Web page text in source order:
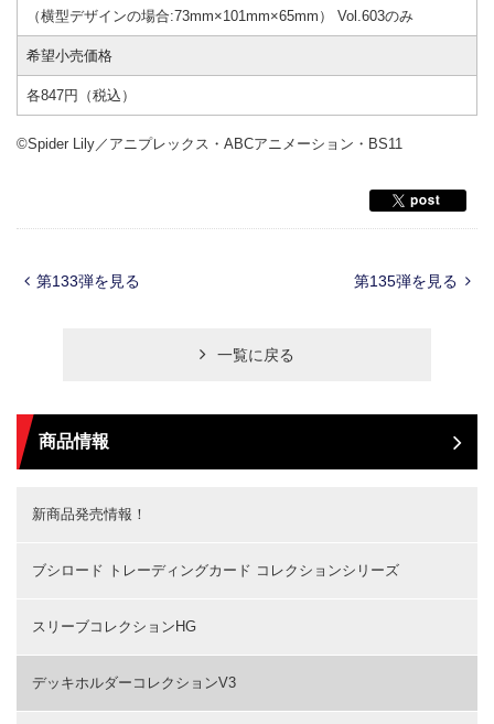
（横型デザインの場合:73mm×101mm×65mm） Vol.603のみ
希望小売価格
各847円（税込）
©Spider Lily／アニプレックス・ABCアニメーション・BS11
第133弾を見る
一覧に戻る
第135弾を見る
商品情報
新商品発売情報！
ブシロード トレーディングカード コレクションシリーズ
スリーブコレクションHG
デッキホルダーコレクションV3